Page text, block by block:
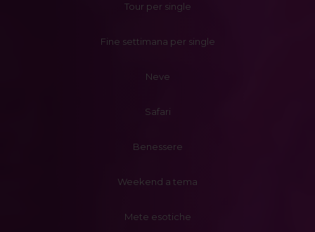
Tour per single
Fine settimana per single
Neve
Safari
Benessere
Weekend a tema
Mete esotiche